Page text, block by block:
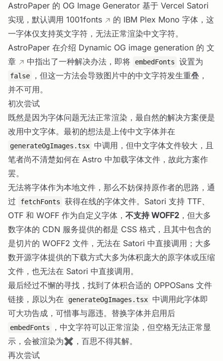
AstroPaper 的 OG Image Generator 基于 Vercel Satori
实现，默认调用 1001fonts
的 IBM Plex Mono 字体，这
一字体仅支持英文字符，无法正常渲染中文字符。
AstroPaper 在介绍 Dynamic OG image generation 的 文
章
中指出了一种解决办法，即将 embedFonts 设置为
false
，但这一方法会导致图片中的中文字符发生重叠，
并不可用。
初次尝试
既然是因为字体问题无法正常渲染，最自然的解决方案便是
改用中文字体。最初的想法是上传中文字体并在
generateOgImages.tsx
中调用，但中文字体文件较大，且
笔者尚不清楚如何在 Astro 中加载字体文件，故此方案作
罢。
无法将字体作为本地文件，那么不妨保持原作者的思路，通
过
fetchFonts
获得在线的字体文件。Satori 支持 TTF、
OTF 和 WOFF 作为自定义字体， 不支持 WOFF2 ，但大多
数字体的 CDN 服务提供的都是 CSS 格式，且其中包含的
是切片的 WOFF2 文件，无法在 Satori 中直接调用；大多
数开源字体提供的下载方式大多为体积庞大的原字体或压缩
文件，也无法在 Satori 中直接调用。
最后经过不懈的寻找，找到了体积合适的 OPPOSans 文件
链接，原以为在
generateOgImages.tsx
中调用此字体即
可大功告成，可惜事与愿违。替换字体并启用后
embedFonts
，中文字符可以正常渲染，但空格无法正常显
示，会被渲染为✖，百思不得其解。
再次尝试